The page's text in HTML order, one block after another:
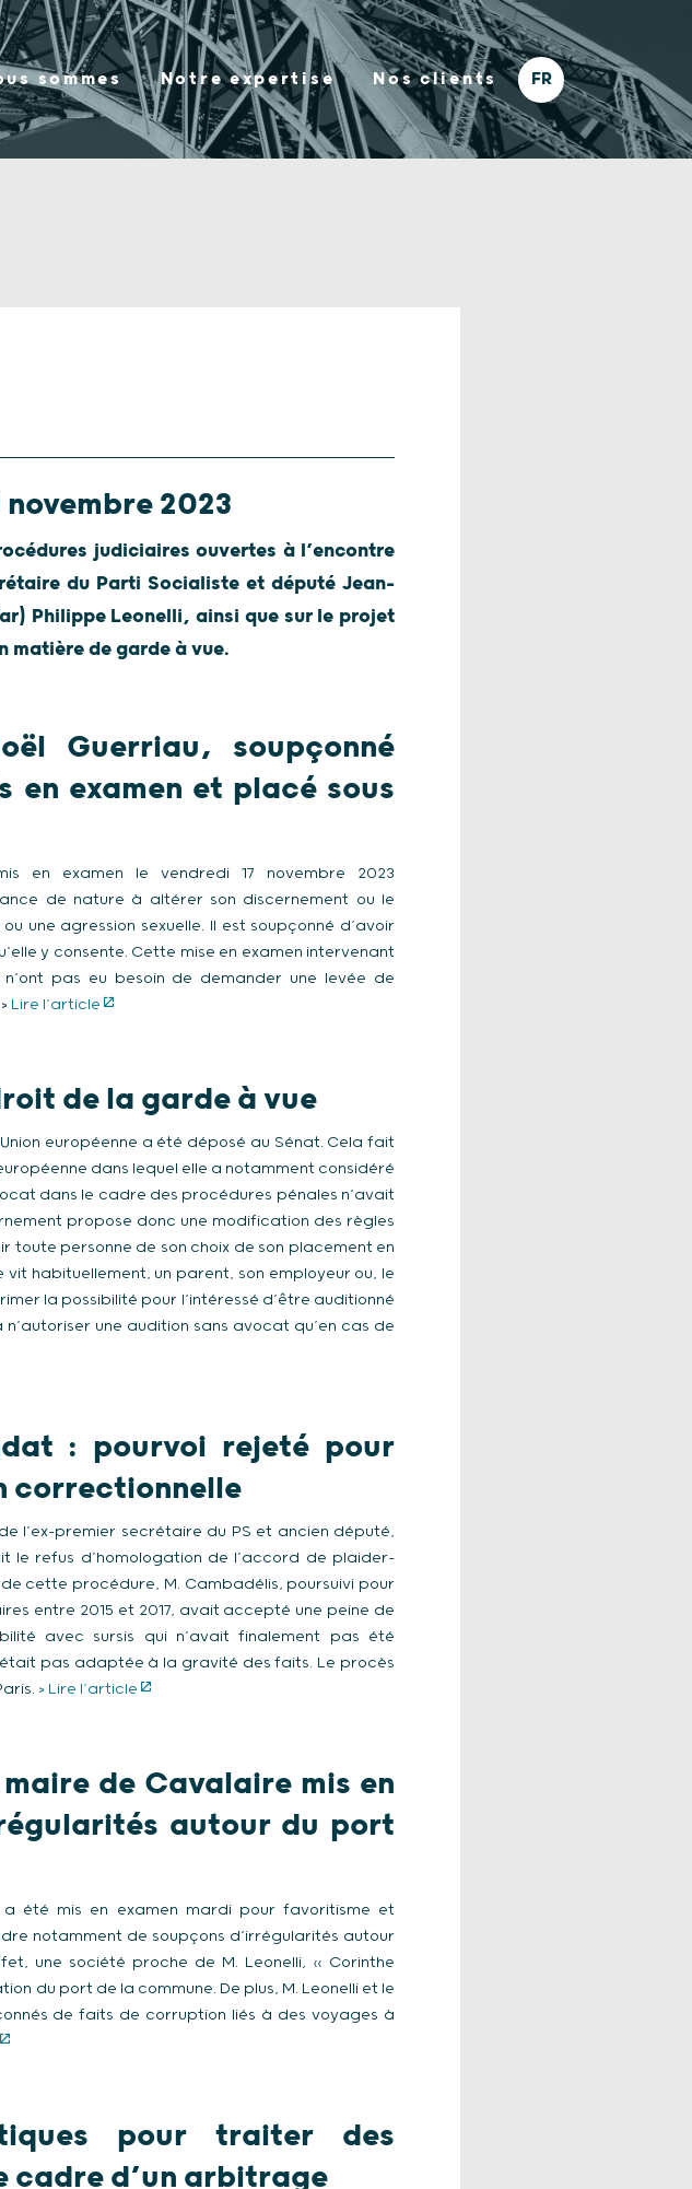
sommes Notre expertise Nos clients
novembre 2023
judiciaires ouvertes à l’encontre
du Parti Socialiste et député Jean-
Philippe Leonelli, ainsi que sur le projet
matière de garde à vue.
Guerriau, soupçonné
en examen et placé sous
en examen le vendredi 17 novembre 2023
de nature à altérer son discernement ou le
une agression sexuelle. Il est soupçonné d’avoir
y consente. Cette mise en examen intervenant
pas eu besoin de demander une levée de
Lire l’article
de la garde à vue
européenne a été déposé au Sénat. Cela fait
dans lequel elle a notamment considéré
dans le cadre des procédures pénales n’avait
propose donc une modification des règles
toute personne de son choix de son placement en
habituellement, un parent, son employeur ou, le
la possibilité pour l’intéressé d’être auditionné
une audition sans avocat qu’en cas de
: pourvoi rejeté pour
correctionnelle
l’ex-premier secrétaire du PS et ancien député,
le refus d’homologation de l’accord de plaider-
cette procédure, M. Cambadélis, poursuivi pour
entre 2015 et 2017, avait accepté une peine de
avec sursis qui n’avait finalement pas été
pas adaptée à la gravité des faits. Le procès
> Lire l’article
maire de Cavalaire mis en
autour du port
été mis en examen mardi pour favoritisme et
notamment de soupçons d’irrégularités autour
une société proche de M. Leonelli, « Corinthe
du port de la commune. De plus, M. Leonelli et le
de faits de corruption liés à des voyages à
pour traiter des
cadre d’un arbitrage